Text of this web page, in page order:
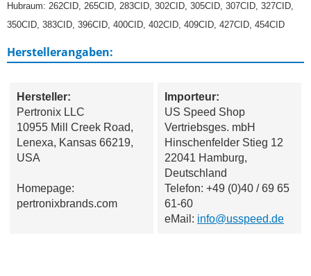
Hubraum: 262CID, 265CID, 283CID, 302CID, 305CID, 307CID, 327CID,
350CID, 383CID, 396CID, 400CID, 402CID, 409CID, 427CID, 454CID
Herstellerangaben:
Hersteller:
Pertronix LLC
10955 Mill Creek Road,
Lenexa, Kansas 66219,
USA
Homepage:
pertronixbrands.com
Importeur:
US Speed Shop
Vertriebsges. mbH
Hinschenfelder Stieg 12
22041 Hamburg,
Deutschland
Telefon: +49 (0)40 / 69 65
61-60
eMail: info@usspeed.de